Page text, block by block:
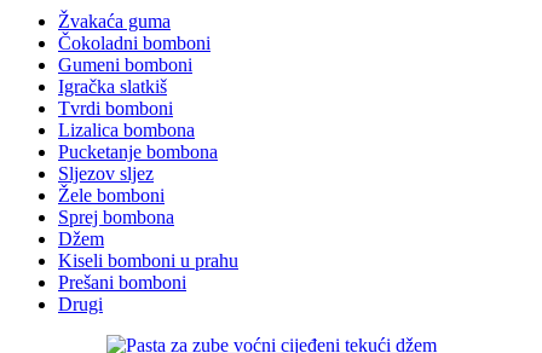
Žvakaća guma
Čokoladni bomboni
Gumeni bomboni
Igračka slatkiš
Tvrdi bomboni
Lizalica bombona
Pucketanje bombona
Sljezov sljez
Žele bomboni
Sprej bombona
Džem
Kiseli bomboni u prahu
Prešani bomboni
Drugi